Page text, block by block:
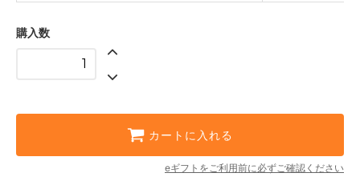
購入数
カートに入れる
eギフトをご利用前に必ずご確認ください